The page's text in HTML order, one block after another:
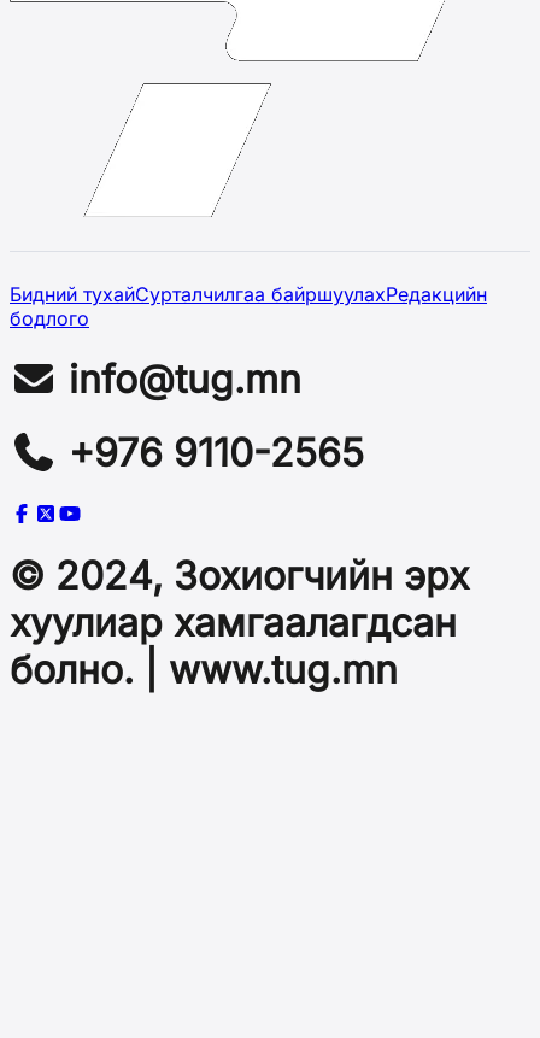
Бидний тухайСурталчилгаа байршуулахРедакцийн
бодлого
info@tug.mn
+976 9110-2565
© 2024, Зохиогчийн эрх
хуулиар хамгаалагдсан
болно. | www.tug.mn